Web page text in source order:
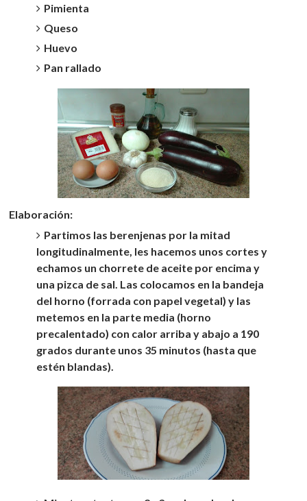
Pimienta
Queso
Huevo
Pan rallado
Elaboración:
Partimos las berenjenas por la mitad
longitudinalmente, les hacemos unos cortes y
echamos un chorrete de aceite por encima y
una pizca de sal. Las colocamos en la bandeja
del horno (forrada con papel vegetal) y las
metemos en la parte media (horno
precalentado) con calor arriba y abajo a 190
grados durante unos 35 minutos (hasta que
estén blandas).